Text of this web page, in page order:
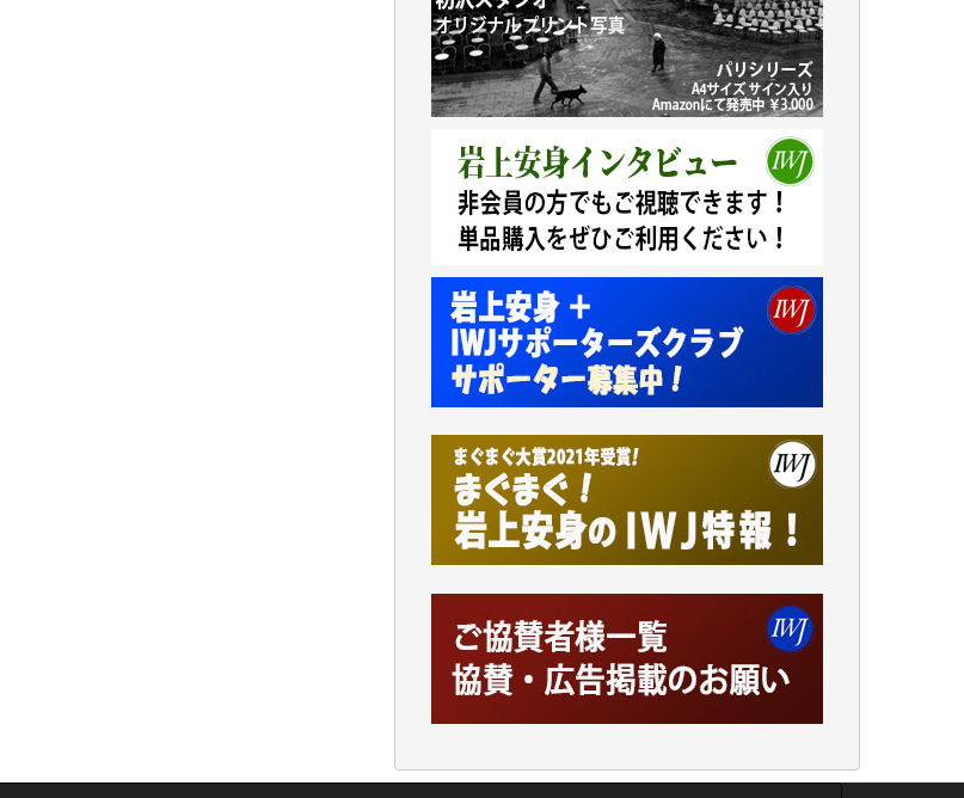
吉住俊昭 様
徳山匡 様
金 盛起 様
塩川 晃平 様
松本益美 様
井出 隆太 様
及川昭男 様
岩井祐子 様
藤田英之 様
井出 隆太 様
小池説夫 様
アオキカナメ 様
諸般の事情によりIWJ会費払えず今は非会員
ンをよく拝見しております。コンテンツが失
われるのはあまりにもったいない。少しでも
お役立てください。（H.O.様）
今日、僅かですがカンパしました。（T.M.
様）
今日、僅かですがカンパしました。IWJの危
機を乗り切るには到底及ばない額ですが病気
の妻を抱えている私にとっては精一杯のカン
パです。
や解説記事、そして各界の方々とのインタビ